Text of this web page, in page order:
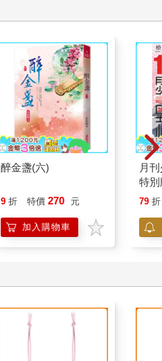
醉金盞(六)
9 折 特價 270 元
加入購物車
月
特別
79 折